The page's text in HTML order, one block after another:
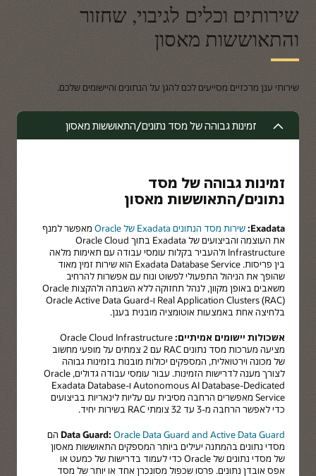
וכלים לגיבוי, שחזור
מאסון
ענן מרכזיים מסייעים לכם להגן על הנתונים והיישומים שלכם.
זמינות גבוהה של מסד נתונים/התאוששות מאסון
זמינות גבוהה של מסד
נתונים/התאוששות מאסון
Exadata: שירות מסד הנתונים Exadata של Oracle
מאפשר למנף
את העוצמה והביצועים של Exadata בתוך Oracle Cloud
Infrastructure ולהעביר בקלות עומסי עבודה עם תאימות מלאה
בין פריסות. Exadata Database Service הוא שירות זמין מאוד
שהופך את הניהול התפעולי לפשוט ונוח עם אפשרות להרחיב
משאבים באופן מקוון, לנהל תחזוקה ללא השבתה ולהקצות Oracle
Real Application Clusters (RAC) ו-Oracle Active Data Guard
בלחיצה אחת באמצעות אוטומציה מובנית בענן.
אשכולות יישומים אמיתיים: Oracle Cloud Infrastructure
מציעה מערכות מסד נתונים RAC עם 2 צמתים על מופעי מחשוב
של מכונה וירטואלית, המספקים יכולות מובנות בזמינות גבוהה
לצורך מענה לדרישות הזמינות. עבור עומסי עבודה גדולים, Oracle
Autonomous AI Database-Dedicated ו-Exadata Database
Service מאפשרים הרחבה מסיבית עם עליות לינאריות בביצועים
כדי לאפשר הרחבה מ-3 עד 32 צומתי RAC בשירות יחיד.
Data Guard:Oracle Data Guard and Active Data Guard
הם
מסדי נתונים בהמתנה יעילים ביותר המספקים התאוששות מאסון
של מסדי נתונים של Oracle כדי לעמוד בדרישות של כמעט או
אפס אובדן נתונים. פרסו שכפול מסונכרן אחד או יותר של מסד